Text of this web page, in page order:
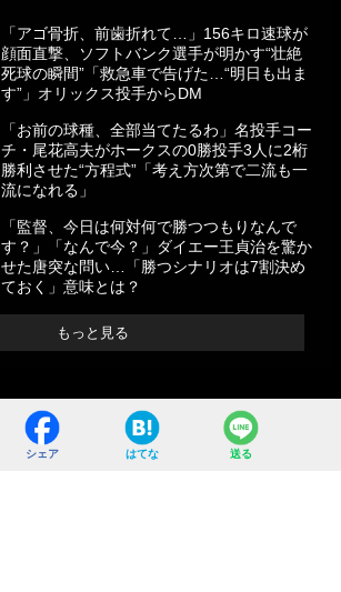
「アゴ骨折、前歯折れて…」156キロ速球が
顔面直撃、ソフトバンク選手が明かす“壮絶
死球の瞬間”「救急車で告げた…“明日も出ま
す”」オリックス投手からDM
「お前の球種、全部当てたるわ」名投手コー
チ・尾花高夫がホークスの0勝投手3人に2桁
勝利させた“方程式”「考え方次第で二流も一
流になれる」
「監督、今日は何対何で勝つつもりなんで
す？」「なんで今？」ダイエー王貞治を驚か
せた唐突な問い…「勝つシナリオは7割決め
ておく」意味とは？
もっと見る
シェア はてな 送る